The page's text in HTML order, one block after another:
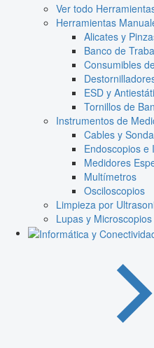
Ver todo
Herramientas
Alicates y
Banco de
Consumibles
ESD y
Tornillos de
Instrumentos de
Cables y
Endoscopios e
Medidores
Multímetros
Osciloscopios
Limpieza por
Lupas y Microscopios